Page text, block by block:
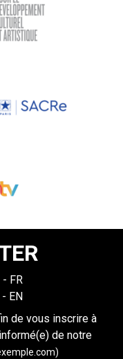
FR
EN
de vous inscrire à
de notre